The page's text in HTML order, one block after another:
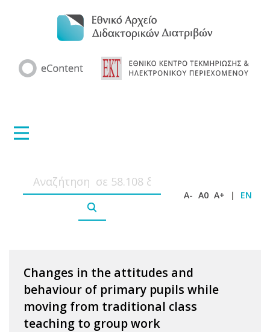
A- A0 A+ | EN
Changes in the attitudes and
behaviour of primary pupils while
moving from traditional class
teaching to group work